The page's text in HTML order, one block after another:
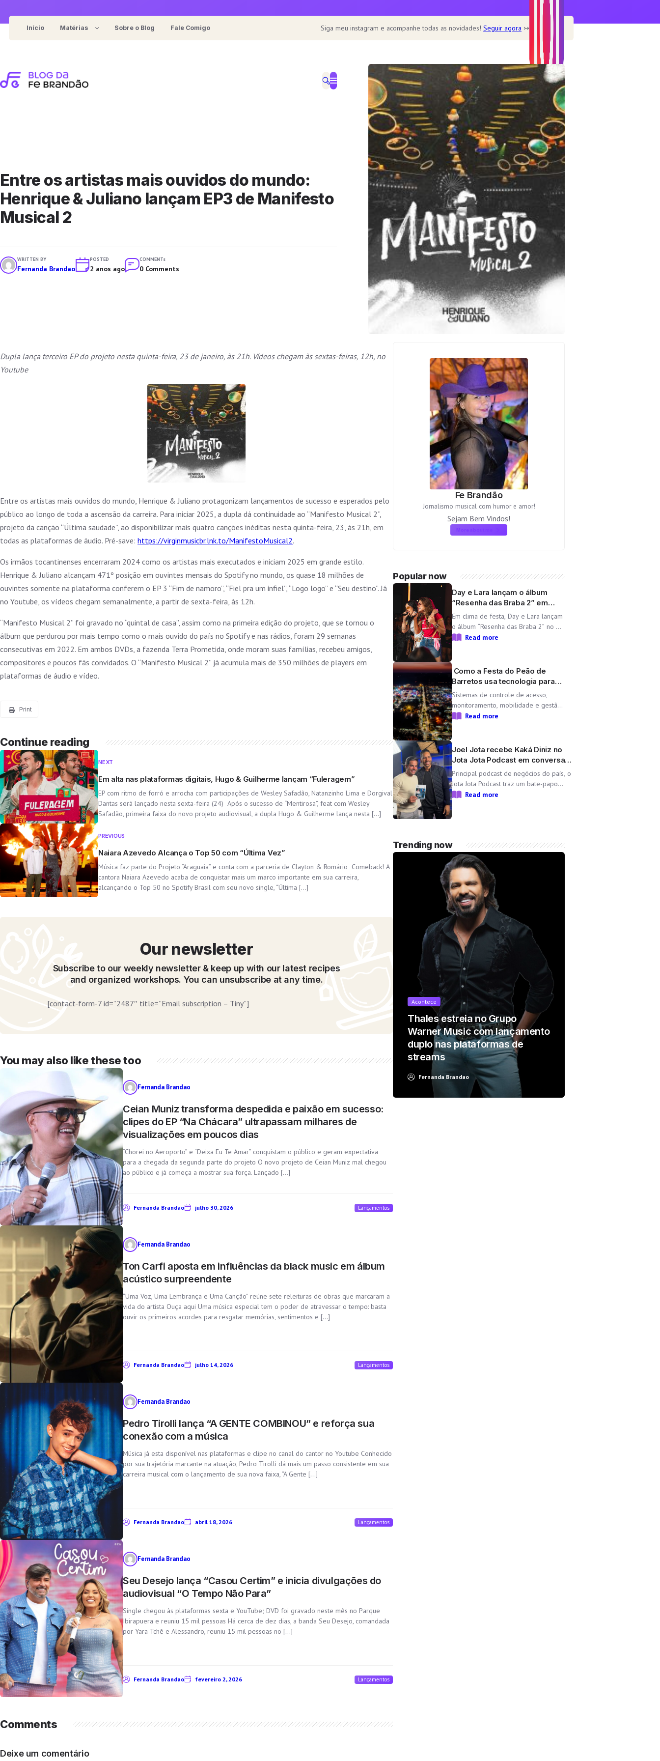
para
Início
Matérias
Entrevistas
For represent cooking recipes
Sobre o Blog Fale Comigo Siga meu instagram e acompanhe todas as novidades!Seguir agora ↣
Entre os artistas mais ouvidos do mundo:
Henrique & Juliano lançam EP3 de Manifesto
Musical 2
WRITTEN BY
Fernanda Brandao
POSTED
2 anos ago
COMMENTs
0 Comments
Dupla lança terceiro EP do projeto nesta quinta-feira, 23 de janeiro, às 21h. Vídeos chegam às sextas-feiras, 12h, no
Youtube
Entre os artistas mais ouvidos do mundo, Henrique & Juliano protagonizam lançamentos de sucesso e esperados pelo
público ao longo de toda a ascensão da carreira. Para iniciar 2025, a dupla dá continuidade ao “Manifesto Musical 2”,
projeto da canção “Última saudade”, ao disponibilizar mais quatro canções inéditas nesta quinta-feira, 23, às 21h, em
todas as plataformas de áudio. Pré-save: https://virginmusicbr.lnk.to/ManifestoMusical2.
Os irmãos tocantinenses encerraram 2024 como os artistas mais executados e iniciam 2025 em grande estilo.
Henrique & Juliano alcançam 471º posição em ouvintes mensais do Spotify no mundo, os quase 18 milhões de
ouvintes somente na plataforma conferem o EP 3 “Fim de namoro”, “Fiel pra um infiel”, “Logo logo” e “Seu destino”. Já
no Youtube, os vídeos chegam semanalmente, a partir de sexta-feira, às 12h.
“Manifesto Musical 2” foi gravado no “quintal de casa”, assim como na primeira edição do projeto, que se tornou o
álbum que perdurou por mais tempo como o mais ouvido do país no Spotify e nas rádios, foram 29 semanas
consecutivas em 2022. Em ambos DVDs, a fazenda Terra Prometida, onde moram suas famílias, recebeu amigos,
compositores e poucos fãs convidados. O “Manifesto Musical 2” já acumula mais de 350 milhões de players em
plataformas de áudio e vídeo.
Print
Continue reading
NEXT
Em alta nas plataformas digitais, Hugo & Guilherme lançam “Fuleragem”
EP com ritmo de forró e arrocha com participações de Wesley Safadão, Natanzinho Lima e Dorgival
Dantas será lançado nesta sexta-feira (24) Após o sucesso de “Mentirosa”, feat com Wesley
Safadão, primeira faixa do novo projeto audiovisual, a dupla Hugo & Guilherme lança nesta […]
PREVIOUS
Naiara Azevedo Alcança o Top 50 com “Última Vez”
Música faz parte do Projeto “Araguaia” e conta com a parceria de Clayton & Romário Comeback! A
cantora Naiara Azevedo acaba de conquistar mais um marco importante em sua carreira,
alcançando o Top 50 no Spotify Brasil com seu novo single, “Última […]
Our newsletter
Subscribe to our weekly newsletter & keep up with our latest recipes
and organized workshops. You can unsubscribe at any time.
[contact-form-7 id=”2487″ title=”Email subscription – Tiny”]
You may also like these too
Fernanda Brandao
Ceian Muniz transforma despedida e paixão em sucesso:
clipes do EP “Na Chácara” ultrapassam milhares de
visualizações em poucos dias
“Chorei no Aeroporto” e “Deixa Eu Te Amar” conquistam o público e geram expectativa
para a chegada da segunda parte do projeto O novo projeto de Ceian Muniz mal chegou
ao público e já começa a mostrar sua força. Lançado […]
Fernanda Brandao julho 30, 2026 Lançamentos
Fernanda Brandao
Ton Carfi aposta em influências da black music em álbum
acústico surpreendente
“Uma Voz, Uma Lembrança e Uma Canção” reúne sete releituras de obras que marcaram a
vida do artista Ouça aqui Uma música especial tem o poder de atravessar o tempo: basta
ouvir os primeiros acordes para resgatar memórias, sentimentos e […]
Fernanda Brandao julho 14, 2026 Lançamentos
Fernanda Brandao
Pedro Tirolli lança “A GENTE COMBINOU” e reforça sua
conexão com a música
Música já esta disponível nas plataformas e clipe no canal do cantor no Youtube Conhecido
por sua trajetória marcante na atuação, Pedro Tirolli dá mais um passo consistente em sua
carreira musical com o lançamento de sua nova faixa, “A Gente […]
Fernanda Brandao abril 18, 2026 Lançamentos
Fernanda Brandao
Seu Desejo lança “Casou Certim” e inicia divulgações do
audiovisual “O Tempo Não Para”
Single chegou às plataformas sexta e YouTube; DVD foi gravado neste mês no Parque
Ibirapuera e reuniu 15 mil pessoas Há cerca de dez dias, a banda Seu Desejo, comandada
por Yara Tchê e Alessandro, reuniu 15 mil pessoas no […]
Fernanda Brandao fevereiro 2, 2026 Lançamentos
Comments
Deixe um comentário
Fe Brandão
Jornalismo musical com humor e amor!
Sejam Bem Vindos!
More about me
Popular now
Day e Lara lançam o álbum
“Resenha das Braba 2” em
comemoração ao aniversário
da dupla
Em clima de festa, Day e Lara lançam
o álbum “Resenha das Braba 2” no dia
06/08 com as inéditas “Lado
Lara, une propósito e paixão pelo […]
Read more
Como a Festa do Peão de
Barretos usa tecnologia para
operar uma cidade temporária
Sistemas de controle de acesso,
monitoramento, mobilidade e gestão
operacional ajudam a transformar o
edição da Festa do Peão de Barretos
Durante 11 dias, o Parque do Peão
Read more
Joel Jota recebe Kaká Diniz no
Jota Jota Podcast em conversa
sobre negócios e família
Principal podcast de negócios do país, o
Jota Jota Podcast traz um bate-papo
exclusivo com o empresário e CEO da Non
completo: https://www.youtube.com/watch?
v=mdZzgrZTxoU […]
Read more
Trending now
Acontece
Thales estreia no Grupo
Warner Music com lançamento
duplo nas plataformas de
streams
Fernanda Brandao
Home
Home – Main
Home – Cookbook
Home – Recipe blog
Home – Cafe
Recipe
Healthy
Soup
Desserts
Dine out
Features
Single post templates
Contact
It looks like you're using an ad-blocker!